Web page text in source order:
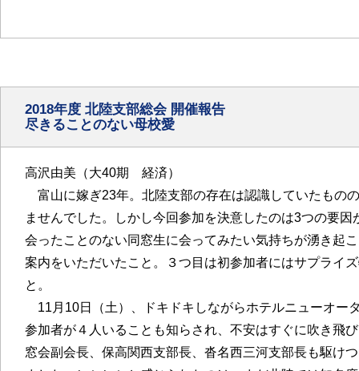
2018年度 北陸支部総会 開催報告
尽きることのない母校愛
高沢由美（大40期 経済）
富山に嫁ぎ23年。北陸支部の存在は認識していたもの
ませんでした。しかし今回参加を決意したのは3つの要
会ったことのない同窓生に会ってみたい気持ちが湧き起
案内をいただいたこと。３つ目は初参加者にはサプライ
と。
11月10日（土）、ドキドキしながらホテルニューオー
参加者が４人いることも知らされ、不安はすぐに吹き飛
窓会副会長、保高関西支部長、沓名西三河支部長も駆け